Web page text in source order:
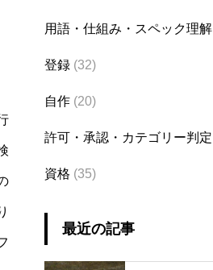
用語・仕組み・スペック理解
登録 (32)
自作 (20)
許可・承認・カテゴリー判定
資格 (35)
最近の記事